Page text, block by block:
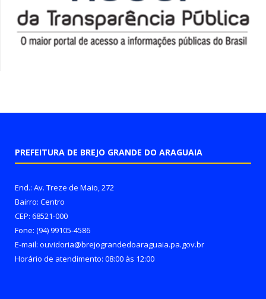
PREFEITURA DE BREJO GRANDE DO ARAGUAIA
End.: Av. Treze de Maio, 272
Bairro: Centro
CEP: 68521-000
Fone: (94) 99105-4586
E-mail: ouvidoria@brejograndedoaraguaia.pa.gov.br
Horário de atendimento: 08:00 às 12:00